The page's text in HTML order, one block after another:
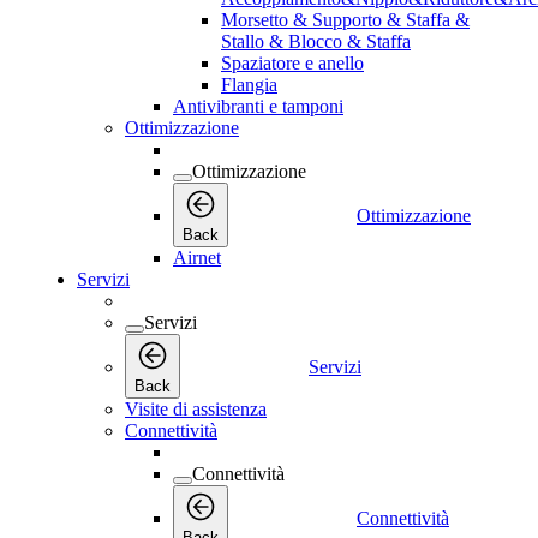
Morsetto & Supporto & Staffa &
Stallo & Blocco & Staffa
Spaziatore e anello
Flangia
Antivibranti e tamponi
Ottimizzazione
Ottimizzazione
Back
Ottimizzazione
Airnet
Servizi
Servizi
Back
Servizi
Visite di assistenza
Connettività
Connettività
Connettività